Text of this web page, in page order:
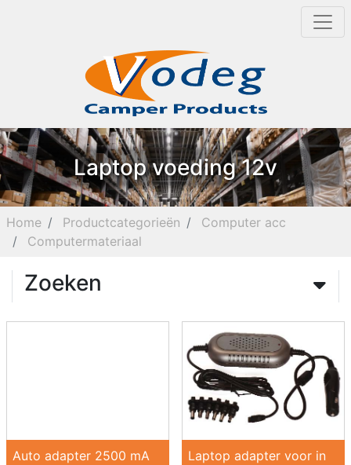
Laptop voeding 12v
Home Productcategorieën
Computer acc
Computermateriaal
Zoeken
Auto adapter 2500 mA
Laptop adapter voor in